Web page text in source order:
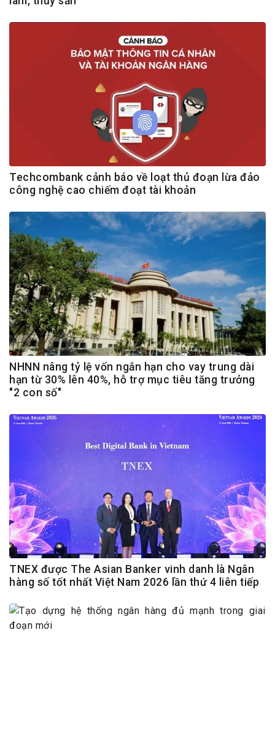
Techcombank cảnh báo về loạt thủ đoạn lừa đảo
công nghệ cao chiếm đoạt tài khoản
NHNN nâng tỷ lệ vốn ngắn hạn cho vay trung dài
hạn từ 30% lên 40%, hỗ trợ mục tiêu tăng trưởng
"2 con số"
TNEX được The Asian Banker vinh danh là Ngân
hàng số tốt nhất Việt Nam 2026 lần thứ 4 liên tiếp